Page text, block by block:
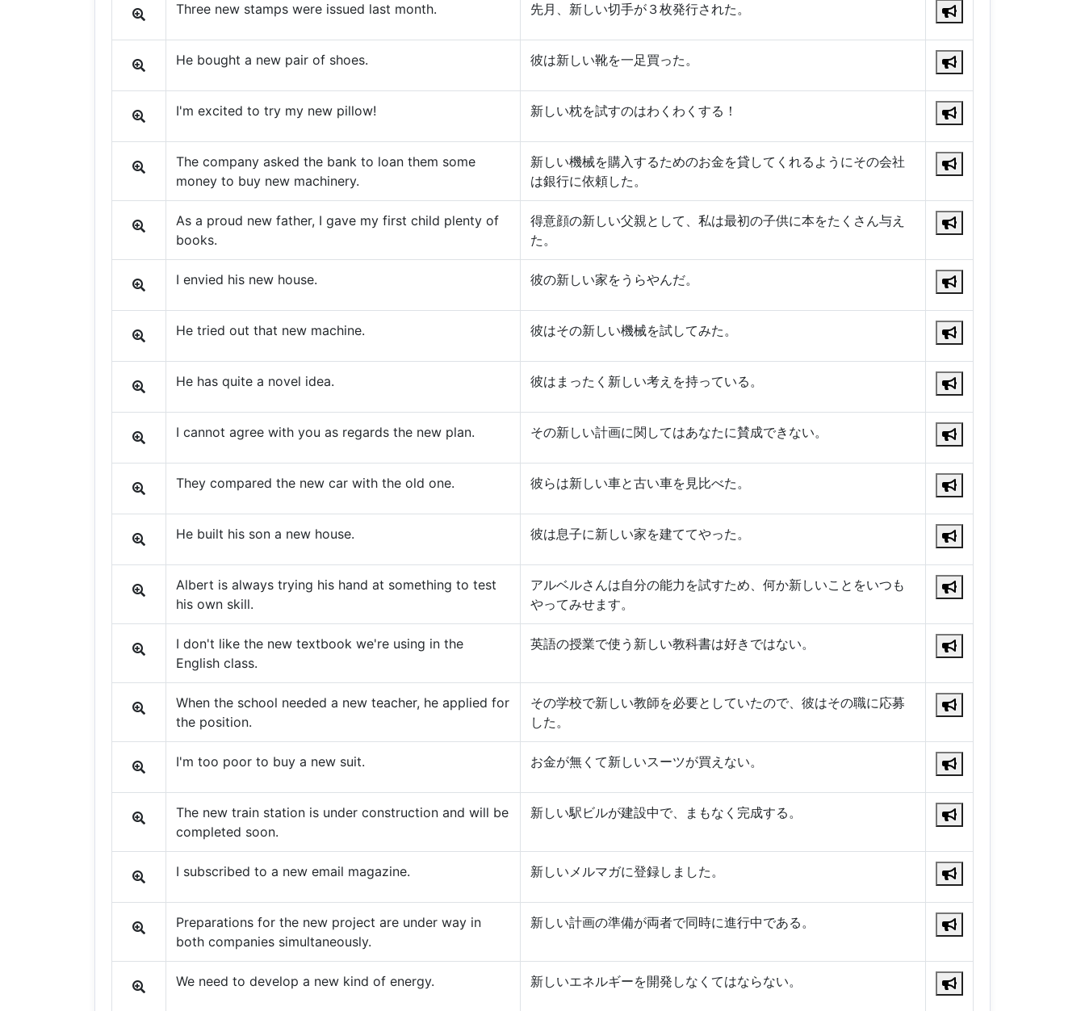
Three new stamps were issued last month. 先月、新しい切手が３枚発行された。
He bought a new pair of shoes. 彼は新しい靴を一足買った。
I'm excited to try my new pillow! 新しい枕を試すのはわくわくする！
The company asked the bank to loan them some
money to buy new machinery.
新しい機械を購入するためのお金を貸してくれるようにその会社
は銀行に依頼した。
As a proud new father, I gave my first child plenty of
books.
得意顔の新しい父親として、私は最初の子供に本をたくさん与え
た。
I envied his new house. 彼の新しい家をうらやんだ。
He tried out that new machine. 彼はその新しい機械を試してみた。
He has quite a novel idea. 彼はまったく新しい考えを持っている。
I cannot agree with you as regards the new plan. その新しい計画に関してはあなたに賛成できない。
They compared the new car with the old one. 彼らは新しい車と古い車を見比べた。
He built his son a new house. 彼は息子に新しい家を建ててやった。
Albert is always trying his hand at something to test
his own skill.
アルベルさんは自分の能力を試すため、何か新しいことをいつも
やってみせます。
I don't like the new textbook we're using in the
English class.
英語の授業で使う新しい教科書は好きではない。
When the school needed a new teacher, he applied for
the position.
その学校で新しい教師を必要としていたので、彼はその職に応募
した。
I'm too poor to buy a new suit. お金が無くて新しいスーツが買えない。
The new train station is under construction and will be
completed soon.
新しい駅ビルが建設中で、まもなく完成する。
I subscribed to a new email magazine. 新しいメルマガに登録しました。
Preparations for the new project are under way in
both companies simultaneously.
新しい計画の準備が両者で同時に進行中である。
We need to develop a new kind of energy. 新しいエネルギーを開発しなくてはならない。